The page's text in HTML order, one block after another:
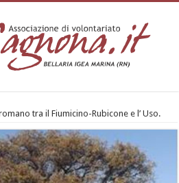
tra il Fiumicino-Rubicone e l’ Uso.